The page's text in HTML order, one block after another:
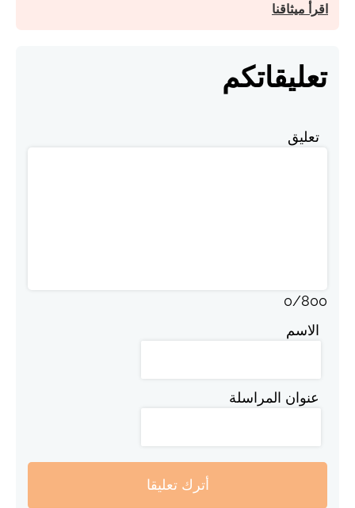
اقرأ ميثاقنا
تعليقاتكم
تعليق
0/800
الاسم
عنوان المراسلة
أترك تعليقا